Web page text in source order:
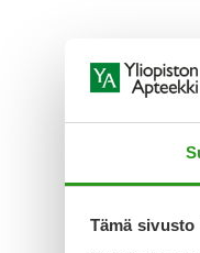
Tämä